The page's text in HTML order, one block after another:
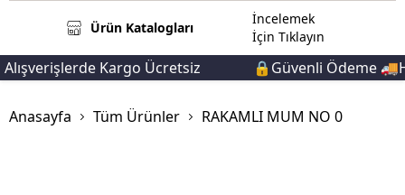
Ürün Katalogları
İncelemek
İçin Tıklayın
Kargo Ücretsiz 🔒Güvenli Ödeme
Anasayfa Tüm Ürünler RAKAMLI MUM NO 0